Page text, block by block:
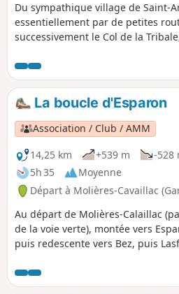
Du sympathique village de Saint-
essentiellement par de petites
successivement le Col de la
montée au Col du Pas pour
retour par la D986, puis une
pour retrouver Saint-André-de-
La boucle d'Esparon
Association / Club / AMM
14,25 km
+539 m
-528
5h 35
Moyenne
Départ à Molières-Cavaillac
Au départ de Molières-Calaillac
de la voie verte), montée vers
puis redescente vers Bez, puis